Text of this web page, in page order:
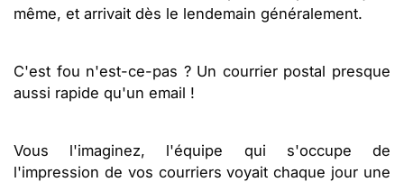
même, et arrivait dès le lendemain généralement.
C'est fou n'est-ce-pas ? Un courrier postal presque
aussi rapide qu'un email !
Vous l'imaginez, l'équipe qui s'occupe de
l'impression de vos courriers voyait chaque jour une